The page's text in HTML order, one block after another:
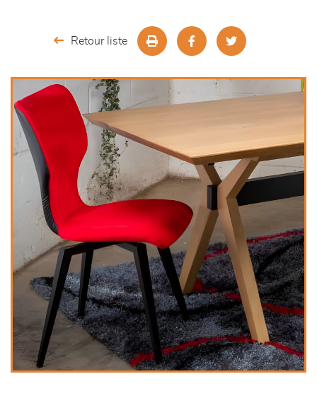
meubles de complément
literie
décoration
Retour liste